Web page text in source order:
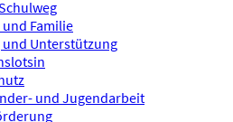
Familie
und Unterstützung
und Jugendarbeit